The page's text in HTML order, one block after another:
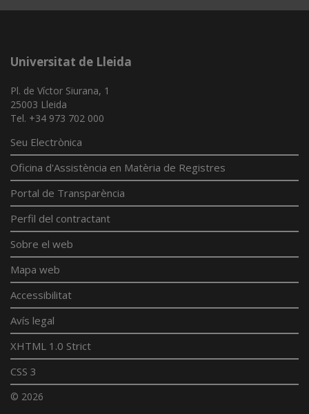
Universitat de Lleida
Pl. de Víctor Siurana, 1
25003 Lleida
Tel. +34 973 702 000
Seu Electrònica
Oficina d'Assistència en Matèria de Registres
Portal de Transparència
Perfil del contractant
Sobre el web
Mapa web
Accessibilitat
Avís legal
XHTML 1.0 Strict
CSS 3
© 2026